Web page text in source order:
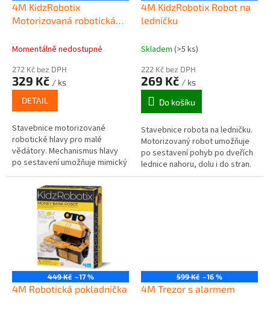
4M KidzRobotix
Motorizovaná robotická
Momentálně nedostupné
272 Kč bez DPH
329 Kč / ks
DETAIL
Stavebnice motorizované
robotické hlavy pro malé
vědátory. Mechanismus hlavy
po sestavení umožňuje mimický
pohyb očí a úst. Ukaž svou
šikovnost a výsledný produkt
předvěď...
4M KidzRobotix Robot na
ledničku
Skladem (>5 ks)
222 Kč bez DPH
269 Kč / ks
Do košíku
Stavebnice robota na ledničku.
Motorizovaný robot umožňuje
po sestavení pohyb po dveřích
lednice nahoru, dolu i do stran.
Zjisti jaké fyzikální síly v tomto
449 Kč –17 %
4M Robotická pokladnička
599 Kč –16 %
4M Trezor s alarmem